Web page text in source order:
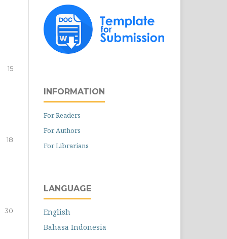
15
18
30
INFORMATION
For Readers
For Authors
For Librarians
LANGUAGE
English
Bahasa Indonesia